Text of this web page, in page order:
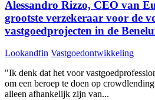
Alessandro Rizzo, CEO van
grootste verzekeraar voor de
vastgoedprojecten in de
Lookandfin Vastgoedontwikkeling
"Ik denk dat het voor
om een beroep te doen op
alleen afhankelijk zijn van...